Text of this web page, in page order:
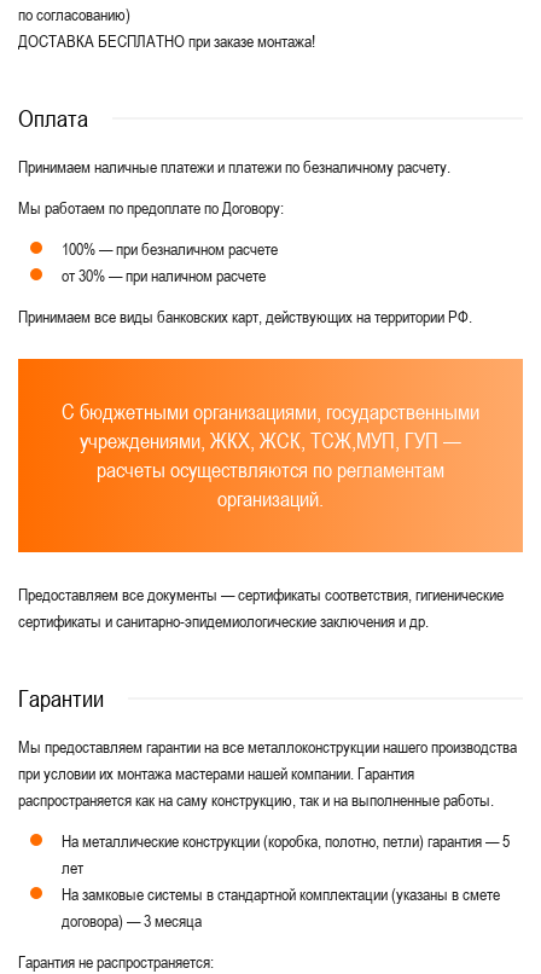
по согласованию)
ДОСТАВКА БЕСПЛАТНО при заказе монтажа!
Оплата
Принимаем наличные платежи и платежи по безналичному расчету.
Мы работаем по предоплате по Договору:
100% — при безналичном расчете
от 30% — при наличном расчете
Принимаем все виды банковских карт, действующих на территории РФ.
С бюджетными организациями, государственными
учреждениями, ЖКХ, ЖСК, ТСЖ,МУП, ГУП —
расчеты осуществляются по регламентам
организаций.
Предоставляем все документы — сертификаты соответствия, гигиенические
сертификаты и санитарно-эпидемиологические заключения и др.
Гарантии
Мы предоставляем гарантии на все металлоконструкции нашего производства
при условии их монтажа мастерами нашей компании. Гарантия
распространяется как на саму конструкцию, так и на выполненные работы.
На металлические конструкции (коробка, полотно, петли) гарантия — 5
лет
На замковые системы в стандартной комплектации (указаны в смете
договора) — 3 месяца
Гарантия не распространяется: